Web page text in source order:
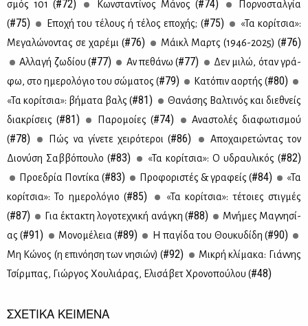
σμός 101 (#72) Κων­στα­ντί­νος Μά­νος (#74)
Πορ­νο­σταλ­γία
(#75) Eπο­χή του τέ­λους ή τέ­λος επο­χής; (#75)
«Τα κο­ρί­τσια»:
Με­γα­λώ­νο­ντας σε χα­ρέ­μι (#76) Μάικλ Μαρτς (1946-2025) (#76)
Αλ­λα­γή ζω­δί­ου (#77) Αν πε­θά­νω (#77)
Δεν μι­λώ, όταν γρά­
φω, στο ημε­ρο­λό­γιο του σώ­μα­τος (#79) Kα­τό­πιν αορ­τής (#80)
«Τα κο­ρί­τσια»: βή­μα­τα βαλς (#81)
Θα­νά­σης Βαλ­τι­νός και διε­θνείς
δια­κρί­σεις (#81) Πα­ρο­μοί­ες (#74)
Aνα­στο­λές δια­φω­τι­σμού
(#78) Πώς να γί­νε­τε χει­ρό­τε­ροι (#86)
Απο­χαι­ρε­τώ­ντας τον
Διο­νύ­ση Σαβ­βό­που­λο (#83) «Τα κο­ρί­τσια»: Ο υδραυ­λι­κός (#82)
Προ­ε­δρία Πο­ντί­κα (#83) Προ­φο­ρι­στές & γρα­φείς (#84)
«Τα
κο­ρί­τσια»: Το ημε­ρο­λό­γιο (#85)
«Τα κο­ρί­τσια»: τέ­τοιες στιγ­μές
(#87) Για έκτα­κτη λο­γο­τε­χνι­κή ανά­γκη (#88)
Μνή­μες Μα­γνη­σί­
ας (#91) Μο­νο­μέ­λεια (#89) Η πα­γί­δα του Θου­κυ­δί­δη (#90)
Μη Κώ­νος (η επι­νό­η­ση των νη­σιών) (#92)
Μι­κρή κλί­μα­κα: Γιάν­νης
Τσίρ­μπας, Γιώρ­γος Χου­λιά­ρας, Ελι­σά­βετ Χρο­νο­πού­λου (#48)
ΣΧΕΤΙΚΑ ΚΕΙΜΕΝΑ